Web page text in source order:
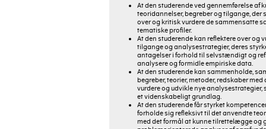
At den studerende ved gennemførelse
teoridannelser, begreber og tilgange,
over og kritisk vurdere de sammensatte
tematiske profiler.
At den studerende kan reflektere over
tilgange og analysestrategier, deres
antagelser i forhold til selvstændigt og
analysere og formidle empiriske data.
At den studerende kan sammenholde,
begreber, teorier, metoder, redskaber
vurdere og udvikle nye
et videnskabeligt grundlag.
At den studerende får styrket
forholde sig refleksivt til det anvendte
med det formål at kunne tilrettelægge og